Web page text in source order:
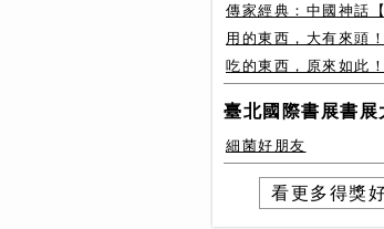
用的東西，大有來頭！
吃的東西，原來如此！
臺北國際書展書展
細菌好朋友
看更多得獎